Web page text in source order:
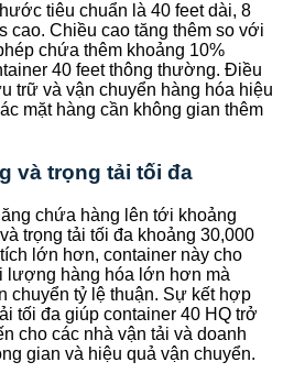
tiêu chuẩn là 40 feet dài, 8
cao. Chiều cao tăng thêm so với
chứa thêm khoảng 10%
40 feet thông thường. Điều
trữ và vận chuyển hàng hóa hiệu
mặt hàng cần không gian thêm
và trọng tải tối đa
chứa hàng lên tới khoảng
trọng tải tối đa khoảng 30,000
lớn hơn, container này cho
lượng hàng hóa lớn hơn mà
chuyển tỷ lệ thuận. Sự kết hợp
tối đa giúp container 40 HQ trở
cho các nhà vận tải và doanh
gian và hiệu quả vận chuyển.